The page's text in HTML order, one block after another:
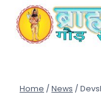
content
Home / News /